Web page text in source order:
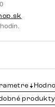
produkty